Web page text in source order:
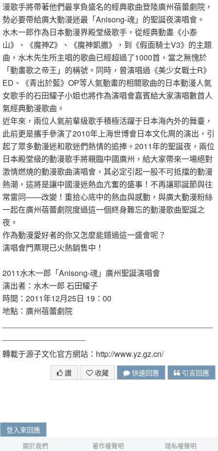
漫歌手將帶著他們最享負盛名的經典歌曲登陸廣州蓓蕾劇院，
勢必要帶給廣大動漫迷最「Anisong-魂」的聖誕夜演唱會。
水木一郎作為日本動漫界殿堂級歌手，從經典動畫《小泰
山》、《魔神Z》、《魔神凱撒》，到《假面騎士V3》的主題
曲，水木先生所主唱的歌曲已經超過了1000首，當之無愧於
「動畫歌之帝王」的稱號。同時，曾演唱過《美少女戰士R》
ED、《青出於藍》OP等人氣動畫的相關歌曲的日本動漫人氣
女歌手的石田耀子小姐也將作為演唱會嘉賓給大家演唱數首人
氣經典動漫歌曲。
近年來，兩位人氣前輩級歌手積極活躍于日本海內外的舞臺，
此前更是攜手參演了2010年上海世博會日本文化周的演出，引
起了眾多動漫迷和歌迷們熱情的追捧。2011年的聖誕夜，兩位
日本殿堂級的動漫歌手將親臨中國廣州，給大家帶來一場絕對
激情燃燒的動漫歌曲演唱會，其必定引起一股不可抵擋的動漫
熱潮，這將是讓中國漫迷熱血亢奮的盛事！不再讓耶誕節與往
常雷同——改變！重拾心底中的熱血與感動，與廣大動漫粉絲
一起在廣州蓓蕾劇院度過這一個終身難忘的動漫歌曲聖誕之
夜。
作為動漫愛好者的你又怎麼能錯過這一盛會呢？
演唱會門票現已火熱銷售中！
2011水木一郎「Anisong-魂」廣州聖誕演唱會
演出者：水木一郎 石田耀子
時間：2011年12月25日 19：00
地點：廣州蓓蕾劇院
轉載于源子文化官方網站：http://www.yz.gz.cn/
讚 收藏 快速回應 引言回應
登入來回應
關於我們 著作權聲明 隱私權聲明